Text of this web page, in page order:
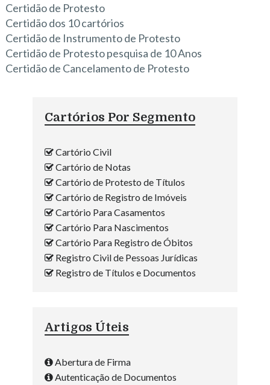
Certidão de Protesto
Certidão dos 10 cartórios
Certidão de Instrumento de Protesto
Certidão de Protesto pesquisa de 10 Anos
Certidão de Cancelamento de Protesto
Cartórios Por Segmento
Cartório Civil
Cartório de Notas
Cartório de Protesto de Títulos
Cartório de Registro de Imóveis
Cartório Para Casamentos
Cartório Para Nascimentos
Cartório Para Registro de Óbitos
Registro Civil de Pessoas Jurídicas
Registro de Títulos e Documentos
Artigos Úteis
Abertura de Firma
Autenticação de Documentos